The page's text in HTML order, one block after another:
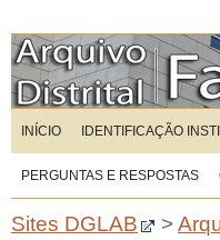
INÍCIO IDENTIFICAÇÃO
PERGUNTAS E RESPOSTAS
Sites DGLAB >